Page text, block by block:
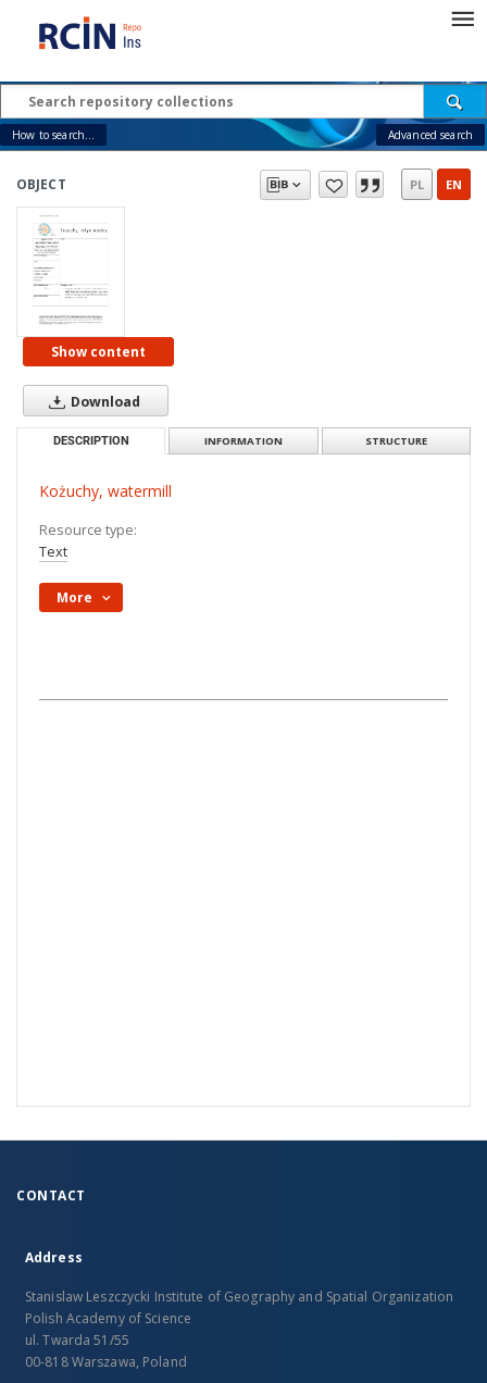
How to search... Advanced search
OBJECT PL EN
Show content
Download
DESCRIPTION INFORMATION STRUCTURE
Kożuchy, watermill
Resource type:
Text
More
CONTACT
Address
Stanislaw Leszczycki Institute of Geography and Spatial Organization
Polish Academy of Science
ul. Twarda 51/55
00-818 Warszawa, Poland